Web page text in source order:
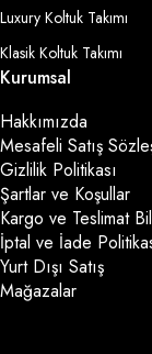
Luxury Koltuk Takımı
Klasik Koltuk Takımı
Kurumsal
Hakkımızda
Mesafeli Satış
Gizlilik Politikası
Şartlar ve Koşullar
Kargo ve Teslimat
İptal ve İade
Yurt Dışı Satış
Mağazalar